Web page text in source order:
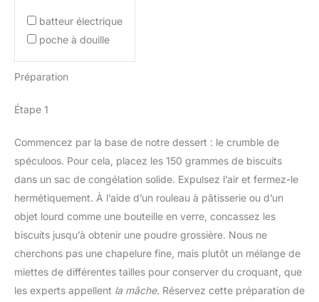
batteur électrique
poche à douille
Préparation
Étape 1
Commencez par la base de notre dessert : le crumble de
spéculoos. Pour cela, placez les 150 grammes de biscuits
dans un sac de congélation solide. Expulsez l’air et fermez-le
hermétiquement. À l’aide d’un rouleau à pâtisserie ou d’un
objet lourd comme une bouteille en verre, concassez les
biscuits jusqu’à obtenir une poudre grossière. Nous ne
cherchons pas une chapelure fine, mais plutôt un mélange de
miettes de différentes tailles pour conserver du croquant, que
les experts appellent la mâche. Réservez cette préparation de